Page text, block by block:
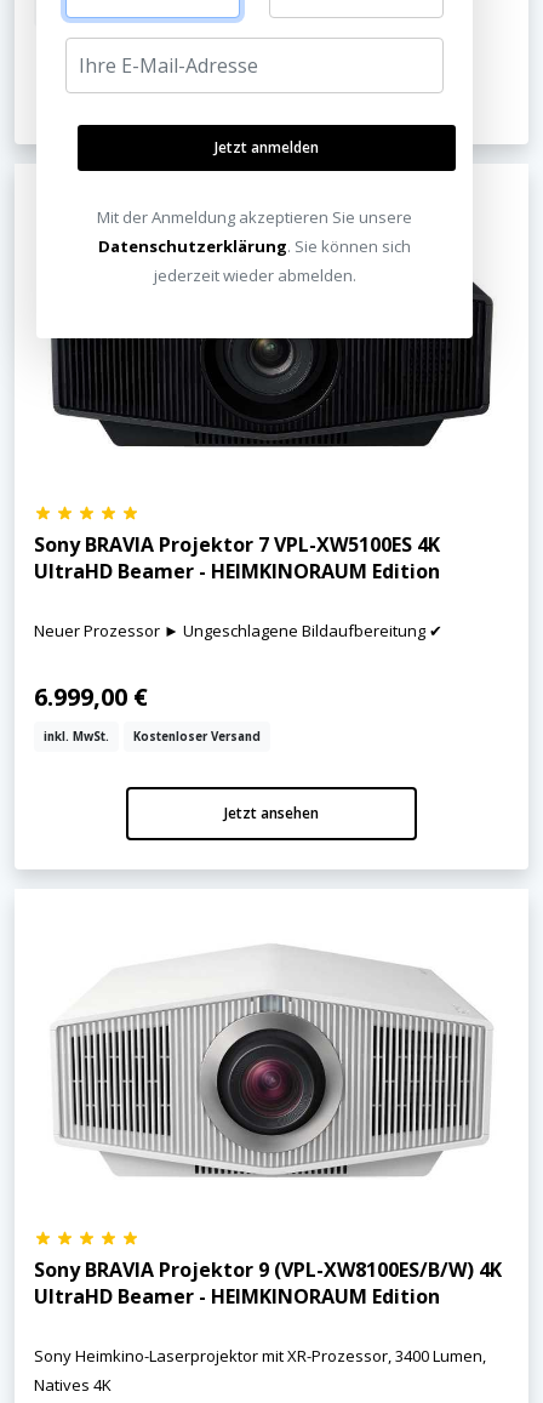
inkl. MwSt. Kostenloser Versand
Jetzt ansehen
Sony BRAVIA Projektor 7 VPL-XW5100ES 4K
UltraHD Beamer - HEIMKINORAUM Edition
Neuer Prozessor ► Ungeschlagene Bildaufbereitung ✔
6.999,00 €
inkl. MwSt. Kostenloser Versand
Jetzt ansehen
Sony BRAVIA Projektor 9 (VPL-XW8100ES/B/W) 4K
UltraHD Beamer - HEIMKINORAUM Edition
Sony Heimkino-Laserprojektor mit XR-Prozessor, 3400 Lumen,
Natives 4K
Jetzt anmelden
Mit der Anmeldung akzeptieren Sie unsere
Datenschutzerklärung. Sie können sich
jederzeit wieder abmelden.